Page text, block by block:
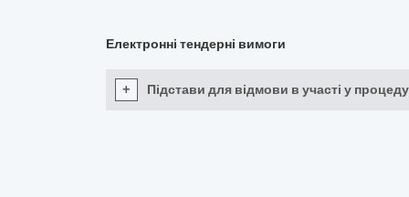
Електронні тендерні вимоги
+ Підстави для відмови в участі у